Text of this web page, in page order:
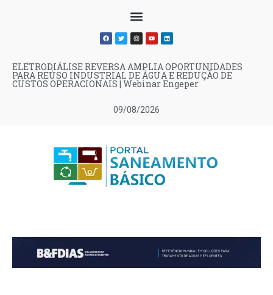
09/08/2026
ELETRODIÁLISE REVERSA AMPLIA OPORTUNIDADES
PARA REÚSO INDUSTRIAL DE ÁGUA E REDUÇÃO DE
CUSTOS OPERACIONAIS | Webinar Engeper